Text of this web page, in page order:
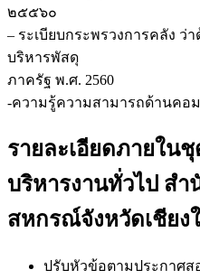
๒๕๕๖๐
– ระเบียบกระพรวงการคลัง ว่
บริหารพัสดุ
ภาครัฐ พ.ศ. 2560
-ความรู้ความสามารถด้านคอม
รายละเอียดภายใน
บริหารงานทั่วไป สำ
สหกรณ์จังหวัดเชียง
ปรับหัวข้อตามประกาศส